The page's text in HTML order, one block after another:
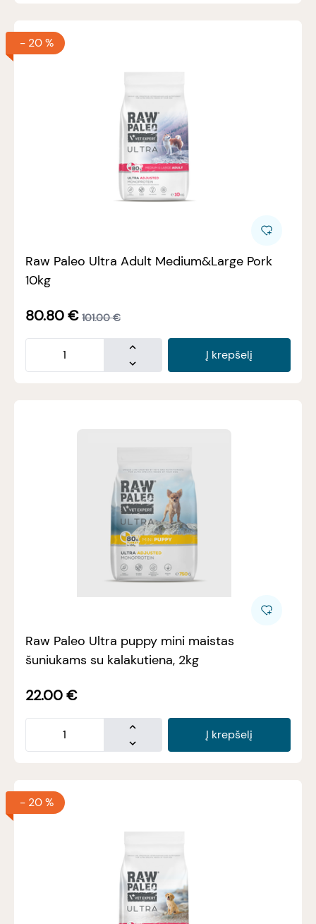
- 20 %
Raw Paleo Ultra Adult Medium&Large Pork
10kg
80.80€ 101.00 €
Į krepšelį
Raw Paleo Ultra puppy mini maistas
šuniukams su kalakutiena, 2kg
22.00€
Į krepšelį
- 20 %